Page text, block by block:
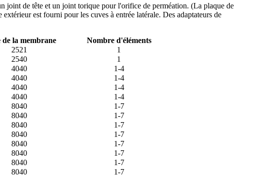
joint de tête et un joint torique pour l'orifice de perméation. (La plaque de
est fourni pour les cuves à entrée latérale. Des adaptateurs de
de la membrane
Nombre d'éléments
2521
1
2540
1
4040
1-4
4040
1-4
4040
1-4
4040
1-4
8040
1-7
8040
1-7
8040
1-7
8040
1-7
8040
1-7
8040
1-7
8040
1-7
8040 1-7